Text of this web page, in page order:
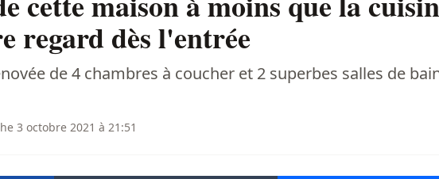
regard dès l'entrée
de 4 chambres à coucher et 2 superbes salles de
3 octobre 2021 à 21:51